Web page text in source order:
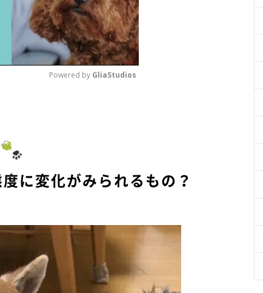
Powered by GliaStudios
に変化がみられるもの？